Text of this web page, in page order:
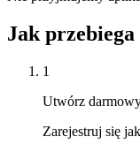
Jak
1
Utwórz
Zarejestruj się